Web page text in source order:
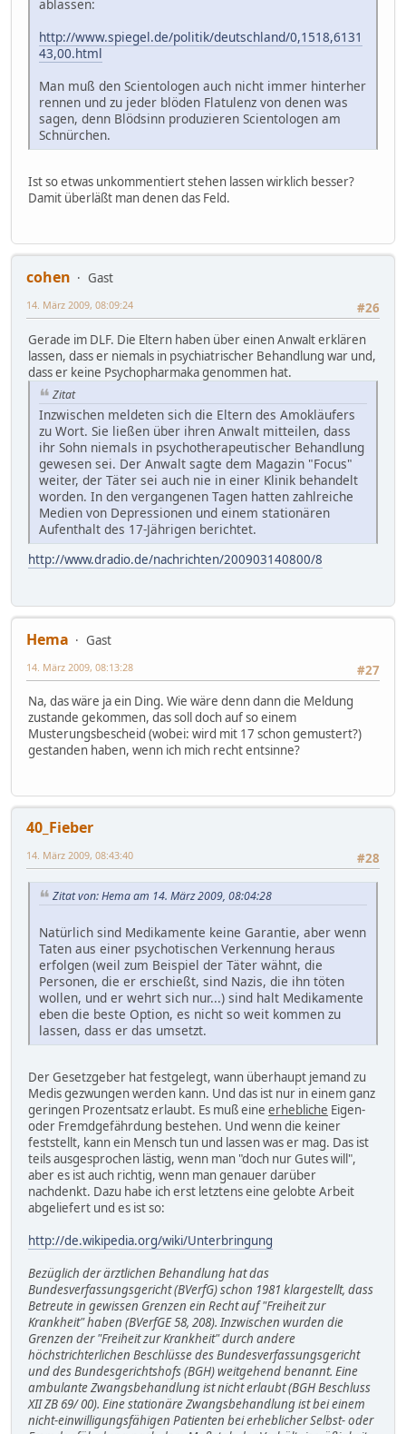
ablassen:
http://www.spiegel.de/politik/deutschland/0,1518,6131
43,00.html
Man muß den Scientologen auch nicht immer hinterher
rennen und zu jeder blöden Flatulenz von denen was
sagen, denn Blödsinn produzieren Scientologen am
Schnürchen.
Ist so etwas unkommentiert stehen lassen wirklich besser?
Damit überläßt man denen das Feld.
cohen
Gast
#26
14. März 2009, 08:09:24
Gerade im DLF. Die Eltern haben über einen Anwalt erklären
lassen, dass er niemals in psychiatrischer Behandlung war und,
dass er keine Psychopharmaka genommen hat.
Zitat
Inzwischen meldeten sich die Eltern des Amokläufers
zu Wort. Sie ließen über ihren Anwalt mitteilen, dass
ihr Sohn niemals in psychotherapeutischer Behandlung
gewesen sei. Der Anwalt sagte dem Magazin "Focus"
weiter, der Täter sei auch nie in einer Klinik behandelt
worden. In den vergangenen Tagen hatten zahlreiche
Medien von Depressionen und einem stationären
Aufenthalt des 17-Jährigen berichtet.
http://www.dradio.de/nachrichten/200903140800/8
Hema
Gast
#27
14. März 2009, 08:13:28
Na, das wäre ja ein Ding. Wie wäre denn dann die Meldung
zustande gekommen, das soll doch auf so einem
Musterungsbescheid (wobei: wird mit 17 schon gemustert?)
gestanden haben, wenn ich mich recht entsinne?
40_Fieber
#28
14. März 2009, 08:43:40
Zitat von: Hema am 14. März 2009, 08:04:28
Natürlich sind Medikamente keine Garantie, aber wenn
Taten aus einer psychotischen Verkennung heraus
erfolgen (weil zum Beispiel der Täter wähnt, die
Personen, die er erschießt, sind Nazis, die ihn töten
wollen, und er wehrt sich nur...) sind halt Medikamente
eben die beste Option, es nicht so weit kommen zu
lassen, dass er das umsetzt.
Der Gesetzgeber hat festgelegt, wann überhaupt jemand zu
Medis gezwungen werden kann. Und das ist nur in einem ganz
geringen Prozentsatz erlaubt. Es muß eine erhebliche Eigen-
oder Fremdgefährdung bestehen. Und wenn die keiner
feststellt, kann ein Mensch tun und lassen was er mag. Das ist
teils ausgesprochen lästig, wenn man "doch nur Gutes will",
aber es ist auch richtig, wenn man genauer darüber
nachdenkt. Dazu habe ich erst letztens eine gelobte Arbeit
abgeliefert und es ist so:
http://de.wikipedia.org/wiki/Unterbringung
Bezüglich der ärztlichen Behandlung hat das
Bundesverfassungsgericht (BVerfG) schon 1981 klargestellt, dass
Betreute in gewissen Grenzen ein Recht auf "Freiheit zur
Krankheit" haben (BVerfGE 58, 208). Inzwischen wurden die
Grenzen der "Freiheit zur Krankheit" durch andere
höchstrichterlichen Beschlüsse des Bundesverfassungsgericht
und des Bundesgerichtshofs (BGH) weitgehend benannt. Eine
ambulante Zwangsbehandlung ist nicht erlaubt (BGH Beschluss
XII ZB 69/ 00). Eine stationäre Zwangsbehandlung ist bei einem
nicht-einwilligungsfähigen Patienten bei erheblicher Selbst- oder